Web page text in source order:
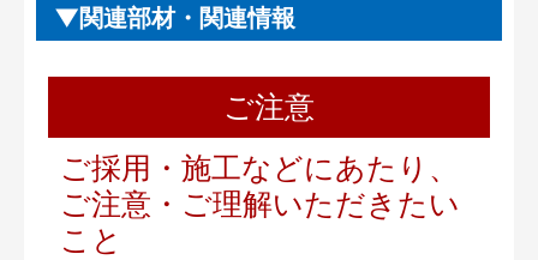
関連部材・関連情報
ご注意
ご採用・施工などにあたり、
ご注意・ご理解いただきたい
こと